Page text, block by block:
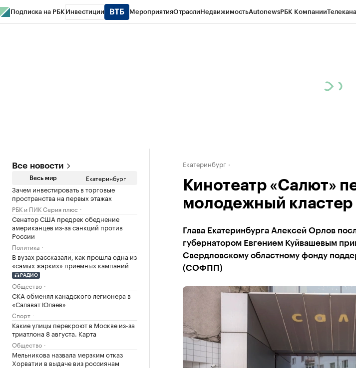
Подписка на РБК Инвестиции МероприятияОтраслиНедвижимостьAutonewsРБК Компании
Все новости
Весь мир Екатеринбург
Зачем инвестировать в торговые
пространства на первых этажах
РБК и ПИК Серия плюс
Сенатор США предрек обеднение
американцев из-за санкций против
России
Политика
В вузах рассказали, как прошла одна из
«самых жарких» приемных кампаний
РАДИО
Общество
СКА обменял канадского легионера в
«Салават Юлаев»
Спорт
Какие улицы перекроют в Москве из-за
триатлона 8 августа. Карта
Общество
Мельникова назвала мерзким отказ
Хорватии в выдаче виз россиянам
Екатеринбург
Кинотеатр «Салют»
молодежный кластер
Глава Екатеринбурга Алексей Орлов
губернатором Евгением Куйвашевым
Свердловскому областному фонду
(СОФПП)